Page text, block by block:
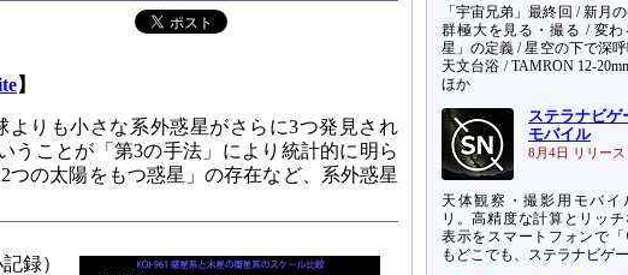
】
よりも小さな系外惑星がさらに3つ発見され
うことが「第3の手法」により統計的に明ら
の太陽をもつ惑星」の存在など、系外惑星
録）
「宇宙兄弟」最終回 / 新月
群極大を見る・撮る / 変わ
星」の定義 / 星空の下で深
天文台浴 / TAMRON 12-
ほか
ステラナビゲ
モバイル
8月4日 リリース
天体観察・撮影用モバイ
リ。高精度な計算とリッチ
表示をスマートフォンで「
もどこでも、ステラナビゲー